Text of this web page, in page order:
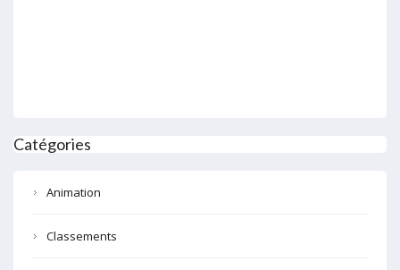
Catégories
Animation
Classements